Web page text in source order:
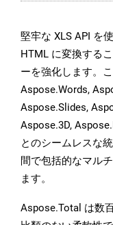
堅牢な XLS API を
HTML に変換する
ーを強化します。
Aspose.Words,
Aspose.Slides,
Aspose.3D,
とのシームレスな
間で包括的なマル
ます。
Aspose.Total は数